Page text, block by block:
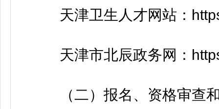
天津卫生人才网站：
天津市北辰政务网：
（二）报名、资格审查